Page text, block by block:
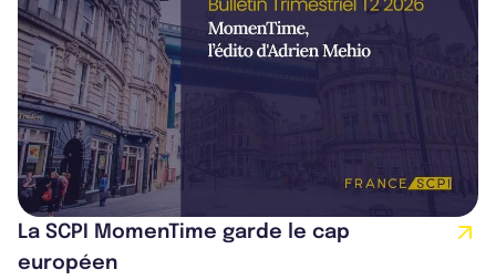
La SCPI MomenTime garde le cap
européen